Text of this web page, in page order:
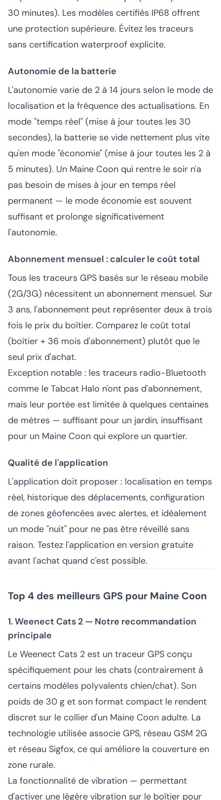
30 minutes). Les modèles certifiés IP68 offrent
une protection supérieure. Évitez les traceurs
sans certification waterproof explicite.
Autonomie de la batterie
L'autonomie varie de 2 à 14 jours selon le mode de
localisation et la fréquence des actualisations. En
mode "temps réel" (mise à jour toutes les 30
secondes), la batterie se vide nettement plus vite
qu'en mode "économie" (mise à jour toutes les 2 à
5 minutes). Un Maine Coon qui rentre le soir n'a
pas besoin de mises à jour en temps réel
permanent — le mode économie est souvent
suffisant et prolonge significativement
l'autonomie.
Abonnement mensuel : calculer le coût total
Tous les traceurs GPS basés sur le réseau mobile
(2G/3G) nécessitent un abonnement mensuel. Sur
3 ans, l'abonnement peut représenter deux à trois
fois le prix du boîtier. Comparez le coût total
(boîtier + 36 mois d'abonnement) plutôt que le
seul prix d'achat.
Exception notable : les traceurs radio-Bluetooth
comme le Tabcat Halo n'ont pas d'abonnement,
mais leur portée est limitée à quelques centaines
de mètres — suffisant pour un jardin, insuffisant
pour un Maine Coon qui explore un quartier.
Qualité de l'application
L'application doit proposer : localisation en temps
réel, historique des déplacements, configuration
de zones géofencées avec alertes, et idéalement
un mode "nuit" pour ne pas être réveillé sans
raison. Testez l'application en version gratuite
avant l'achat quand c'est possible.
Top 4 des meilleurs GPS pour Maine Coon
1. Weenect Cats 2 — Notre recommandation
principale
Le Weenect Cats 2 est un traceur GPS conçu
spécifiquement pour les chats (contrairement à
certains modèles polyvalents chien/chat). Son
poids de 30 g et son format compact le rendent
discret sur le collier d'un Maine Coon adulte. La
technologie utilisée associe GPS, réseau GSM 2G
et réseau Sigfox, ce qui améliore la couverture en
zone rurale.
La fonctionnalité de vibration — permettant
d'activer une légère vibration sur le boîtier pour